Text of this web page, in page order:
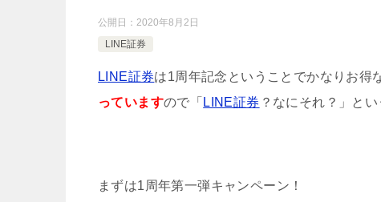
公開日： 2020年8月2日
LINE証券
LINE証券は1周年記念ということでかなりお得
っていますので「 LINE証券 ？なにそれ？」と
まずは1周年第一弾キャンペーン！